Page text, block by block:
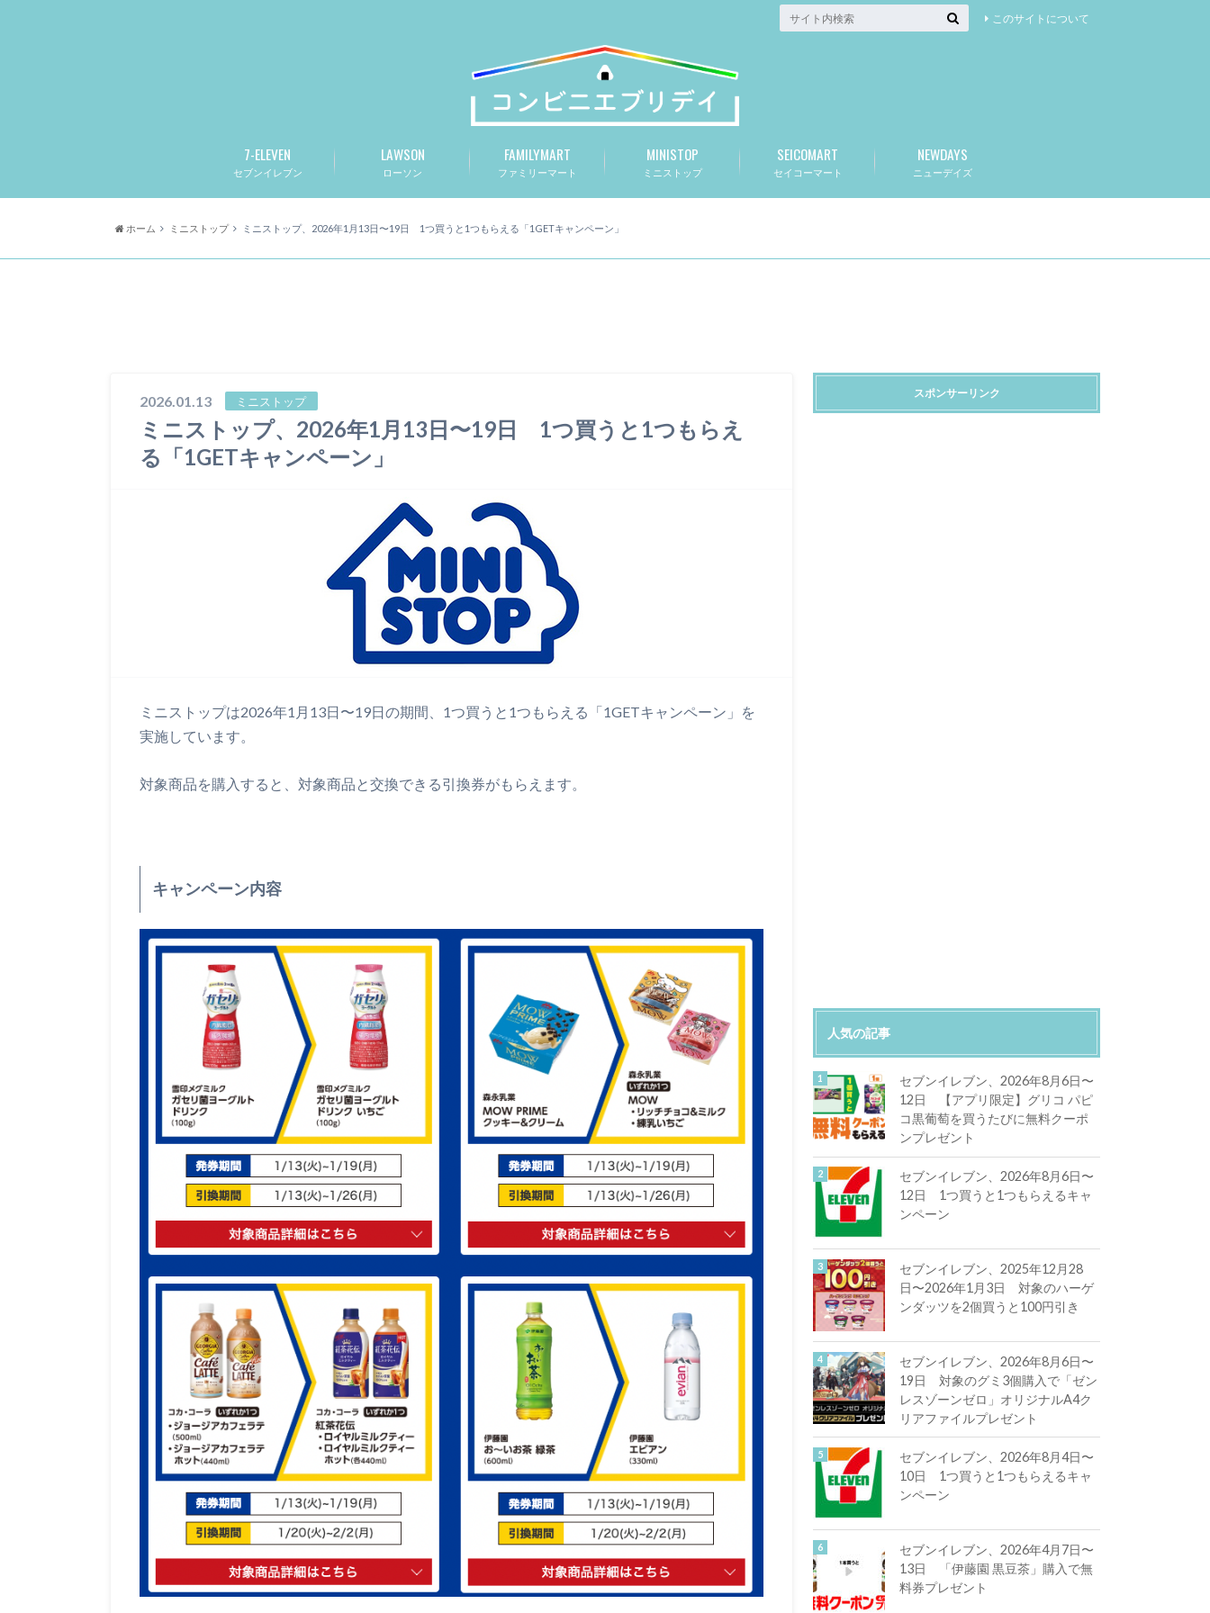
このサイトについて
セブンイレブン
7-ELEVEN
ローソン
LAWSON
ファミリーマート
FAMILYMART
ミニストップ
MINISTOP
セイコーマート
SEICOMART
ニューデイズ
NEWDAYS
ホーム ミニストップ ミニストップ、2026年1月13日〜19日 1つ買うと1つもらえる「1GETキャンペーン」
2026.01.13 ミニストップ
ミニストップ、2026年1月13日〜19日 1つ買うと1つもらえ
る「1GETキャンペーン」
ミニストップは2026年1月13日〜19日の期間、1つ買うと1つもらえる「1GETキャンペーン」を
実施しています。
対象商品を購入すると、対象商品と交換できる引換券がもらえます。
キャンペーン内容
スポンサーリンク
人気の記事
セブンイレブン、2026年8月6日〜
12日 【アプリ限定】グリコ パピ
コ黒葡萄を買うたびに無料クーポ
ンプレゼント
セブンイレブン、2026年8月6日〜
12日 1つ買うと1つもらえるキャ
ンペーン
セブンイレブン、2025年12月28
日〜2026年1月3日 対象のハーゲ
ンダッツを2個買うと100円引き
セブンイレブン、2026年8月6日〜
19日 対象のグミ3個購入で「ゼン
レスゾーンゼロ」オリジナルA4ク
リアファイルプレゼント
セブンイレブン、2026年8月4日〜
10日 1つ買うと1つもらえるキャ
ンペーン
セブンイレブン、2026年4月7日〜
13日 「伊藤園 黒豆茶」購入で無
料券プレゼント